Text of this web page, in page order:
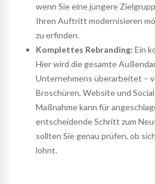
wenn Sie eine jüngere
Ihren Auftritt modernisieren
zu erfinden.
Komplettes Rebranding: Ein
Hier wird die gesamte
Unternehmens überarbeitet –
Broschüren, Website und
Maßnahme kann für
entscheidende Schritt zum
sollten Sie genau prüfen, ob
lohnt.